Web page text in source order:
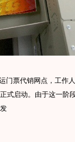
门票代销网点，工作
式启动。由于这一阶